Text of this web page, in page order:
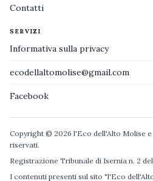
Contatti
SERVIZI
Informativa sulla privacy
ecodellaltomolise@gmail.com
Facebook
Copyright © 2026 l'Eco dell'Alto Molise
riservati.
Registrazione Tribunale di Isernia n. 2 del
I contenuti presenti sul sito "l'Eco